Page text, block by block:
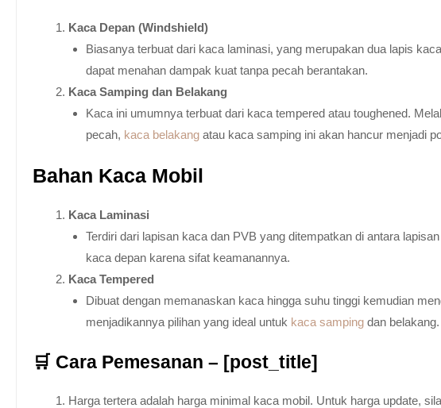
Kaca Depan (Windshield)
Biasanya terbuat dari kaca laminasi, yang merupakan dua lapis
dapat menahan dampak kuat tanpa pecah berantakan.
Kaca Samping dan Belakang
Kaca ini umumnya terbuat dari kaca tempered atau toughened.
pecah, kaca belakang atau kaca samping ini akan hancur menjadi
Bahan Kaca Mobil
Kaca Laminasi
Terdiri dari lapisan kaca dan PVB yang ditempatkan di antara
kaca depan karena sifat keamanannya.
Kaca Tempered
Dibuat dengan memanaskan kaca hingga suhu tinggi kemudian
menjadikannya pilihan yang ideal untuk kaca samping dan belakang.
🛒 Cara Pemesanan – [post_title]
Harga tertera adalah harga minimal kaca mobil. Untuk harga update,